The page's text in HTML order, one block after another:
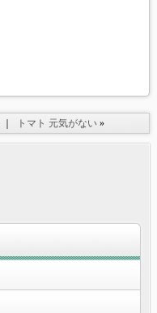
｜ トマト 元気がない»